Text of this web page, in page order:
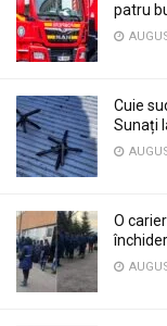
patru
Cuie
Sunați
O